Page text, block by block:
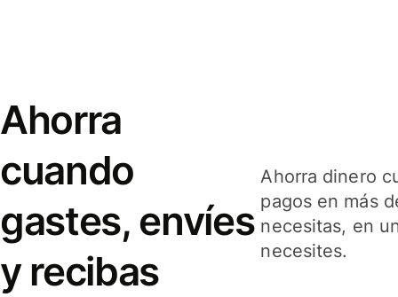
Ahorra
cuando
gastes, envíes
y recibas
Ahorra dinero
pagos en más
necesitas, en
necesites.